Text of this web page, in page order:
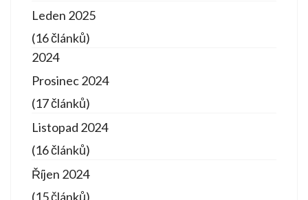
Leden 2025
(16 článků)
2024
Prosinec 2024
(17 článků)
Listopad 2024
(16 článků)
Říjen 2024
(15 článků)